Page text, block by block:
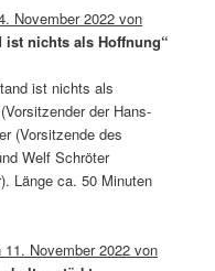
November 2022 von
ist nichts als Hoffnung“
ist nichts als
der Hans-
(Vorsitzende des
Welf Schröter
Länge ca. 50 Minuten
November 2022 von